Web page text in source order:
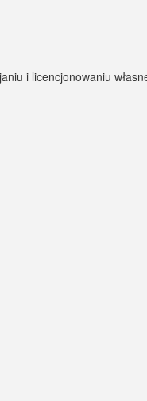
i licencjonowaniu